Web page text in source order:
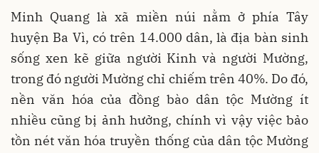
Minh Quang là xã miền núi nằm ở phía Tây
huyện Ba Vì, có trên 14.000 dân, là địa bàn sinh
sống xen kẽ giữa người Kinh và người Mường,
trong đó người Mường chỉ chiếm trên 40%. Do đó,
nền văn hóa của đồng bào dân tộc Mường ít
nhiều cũng bị ảnh hưởng, chính vì vậy việc bảo
tồn nét văn hóa truyền thống của dân tộc Mường